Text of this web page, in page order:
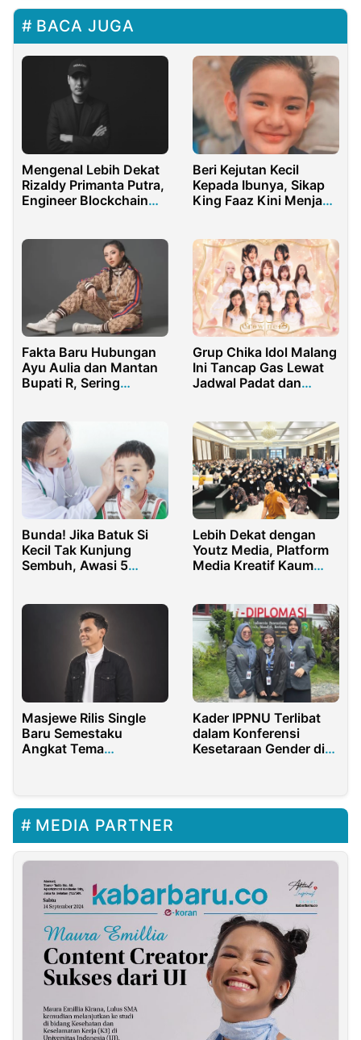
BACA JUGA
Mengenal Lebih Dekat
Rizaldy Primanta Putra,
Engineer Blockchain
Beri Kejutan Kecil
Kepada Ibunya, Sikap
King Faaz Kini Menjadi
Fakta Baru Hubungan
Ayu Aulia dan Mantan
Bupati R, Sering
Grup Chika Idol Malang
Ini Tancap Gas Lewat
Jadwal Padat dan
Bunda! Jika Batuk Si
Kecil Tak Kunjung
Sembuh, Awasi 5
Lebih Dekat dengan
Youtz Media, Platform
Media Kreatif Kaum
Masjewe Rilis Single
Baru Semestaku
Angkat Tema
Kader IPPNU Terlibat
dalam Konferensi
Kesetaraan Gender di
MEDIA PARTNER